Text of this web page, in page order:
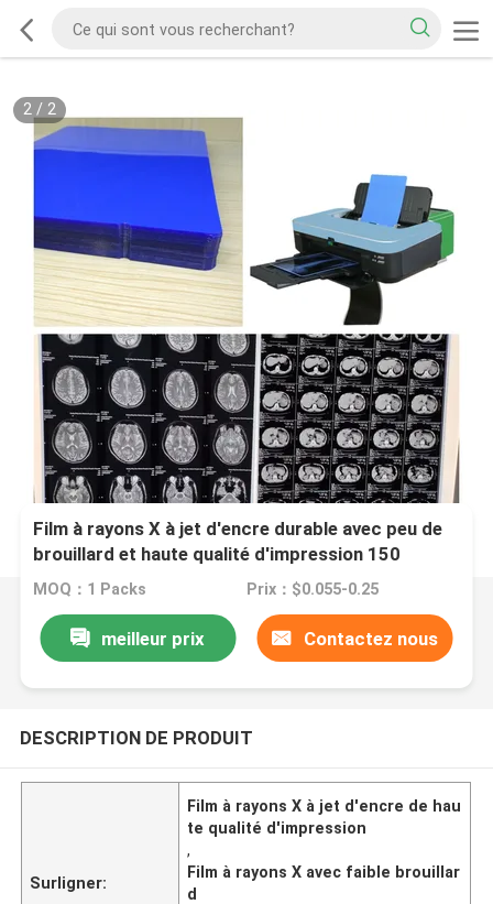
2/ 2
Film à rayons X à jet d'encre durable avec peu de
brouillard et haute qualité d'impression 150
microns
MOQ：1 Packs Prix：$0.055-0.25
meilleur prix Contactez nous
DESCRIPTION DE PRODUIT
Surligner:
Film à rayons X à jet d'encre de hau
te qualité d'impression
,
Film à rayons X avec faible brouillar
d